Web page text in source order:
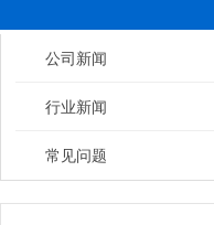
公司新闻
行业新闻
常见问题